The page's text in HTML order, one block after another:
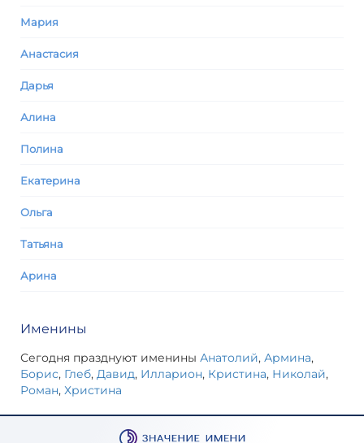
Мария
Анастасия
Дарья
Алина
Полина
Екатерина
Ольга
Татьяна
Арина
Именины
Сегодня празднуют именины Анатолий, Армина,
Борис, Глеб, Давид, Илларион, Кристина, Николай,
Роман, Христина